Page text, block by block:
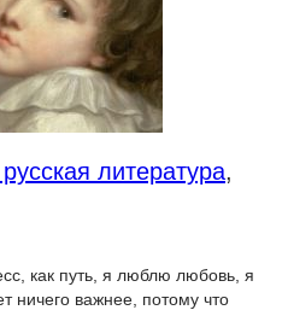
литература,
как путь, я люблю любовь, я
ничего важнее, потому что